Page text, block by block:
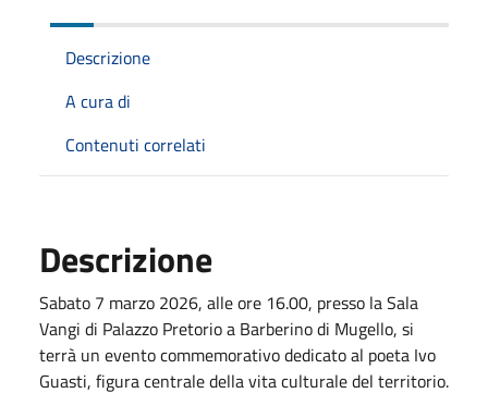
Descrizione
A cura di
Contenuti correlati
Descrizione
Sabato 7 marzo 2026, alle ore 16.00, presso la Sala
Vangi di Palazzo Pretorio a Barberino di Mugello, si
terrà un evento commemorativo dedicato al poeta Ivo
Guasti, figura centrale della vita culturale del territorio.